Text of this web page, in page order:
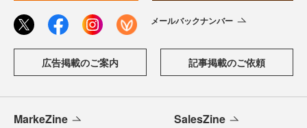
メールバックナンバー
広告掲載のご案内 記事掲載のご依頼
MarkeZine SalesZine